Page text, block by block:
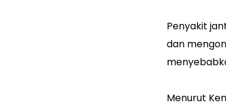
Penyakit
dan
Menurut